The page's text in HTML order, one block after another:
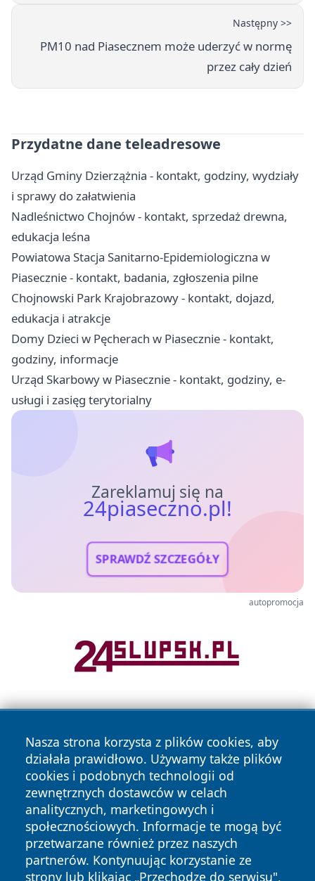
Następny >>
PM10 nad Piasecznem może uderzyć w normę
przez cały dzień
Przydatne dane teleadresowe
Urząd Gminy Dzierzążnia - kontakt, godziny, wydziały
i sprawy do załatwienia
Nadleśnictwo Chojnów - kontakt, sprzedaż drewna,
edukacja leśna
Powiatowa Stacja Sanitarno-Epidemiologiczna w
Piasecznie - kontakt, badania, zgłoszenia pilne
Chojnowski Park Krajobrazowy - kontakt, dojazd,
edukacja i atrakcje
Domy Dzieci w Pęcherach w Piasecznie - kontakt,
godziny, informacje
Urząd Skarbowy w Piasecznie - kontakt, godziny, e-
usługi i zasięg terytorialny
Zareklamuj się na
24piaseczno.pl!
SPRAWDŹ SZCZEGÓŁY
autopromocja
Nasza strona korzysta z plików cookies, aby
działała prawidłowo. Używamy także plików
cookies i podobnych technologii od
zewnętrznych dostawców w celach
analitycznych, marketingowych i
społecznościowych. Informacje te mogą być
przetwarzane również przez naszych
partnerów. Kontynuując korzystanie ze
strony lub klikając „Przechodzę do serwisu",
Copyright © 2026 24piaseczno.pl Wszystkie prawa
zastrzeżone.
News Autorzy
Polityka
Prywatności
Polityka
Cookies